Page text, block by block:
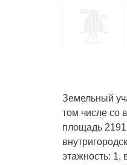
Земельный
том числе со
площадь
этажность: 1,